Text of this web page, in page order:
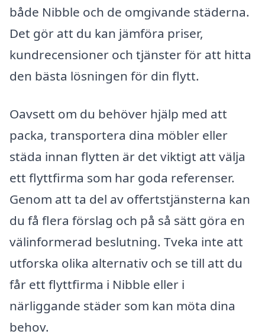
både Nibble och de omgivande städerna.
Det gör att du kan jämföra priser,
kundrecensioner och tjänster för att hitta
den bästa lösningen för din flytt.
Oavsett om du behöver hjälp med att
packa, transportera dina möbler eller
städa innan flytten är det viktigt att välja
ett flyttfirma som har goda referenser.
Genom att ta del av offertstjänsterna kan
du få flera förslag och på så sätt göra en
välinformerad beslutning. Tveka inte att
utforska olika alternativ och se till att du
får ett flyttfirma i Nibble eller i
närliggande städer som kan möta dina
behov.